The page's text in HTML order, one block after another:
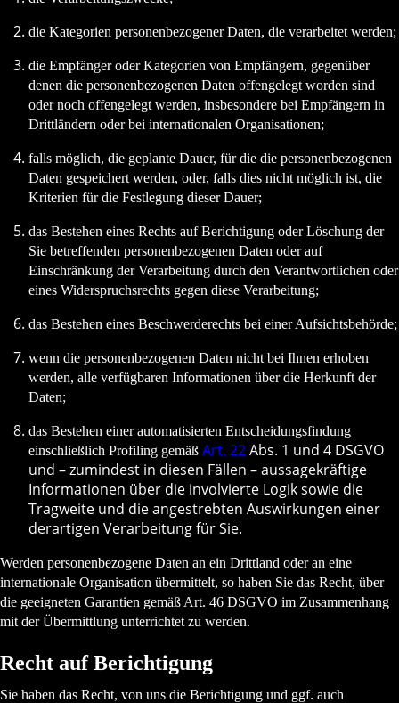
die Kategorien personenbezogener Daten, die verarbeitet werden;
die Empfänger oder Kategorien von Empfängern, gegenüber
denen die personenbezogenen Daten offengelegt worden sind
oder noch offengelegt werden, insbesondere bei Empfängern in
Drittländern oder bei internationalen Organisationen;
falls möglich, die geplante Dauer, für die die personenbezogenen
Daten gespeichert werden, oder, falls dies nicht möglich ist, die
Kriterien für die Festlegung dieser Dauer;
das Bestehen eines Rechts auf Berichtigung oder Löschung der
Sie betreffenden personenbezogenen Daten oder auf
Einschränkung der Verarbeitung durch den Verantwortlichen oder
eines Widerspruchsrechts gegen diese Verarbeitung;
das Bestehen eines Beschwerderechts bei einer Aufsichtsbehörde;
wenn die personenbezogenen Daten nicht bei Ihnen erhoben
werden, alle verfügbaren Informationen über die Herkunft der
Daten;
das Bestehen einer automatisierten Entscheidungsfindung
einschließlich Profiling gemäß Art. 22Abs. 1 und 4 DSGVO
und – zumindest in diesen Fällen – aussagekräftige
Informationen über die involvierte Logik sowie die
Tragweite und die angestrebten Auswirkungen einer
derartigen Verarbeitung für Sie.
Werden personenbezogene Daten an ein Drittland oder an eine
internationale Organisation übermittelt, so haben Sie das Recht, über
die geeigneten Garantien gemäß Art. 46 DSGVO im Zusammenhang
mit der Übermittlung unterrichtet zu werden.
Recht auf Berichtigung
Sie haben das Recht, von uns die Berichtigung und ggf. auch